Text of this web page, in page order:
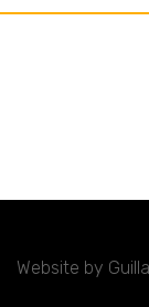
Website by